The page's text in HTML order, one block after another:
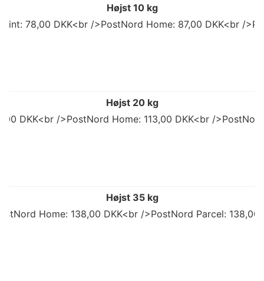
Højst 10 kg
78,00 DKK<br />PostNord Home: 87,00 DKK<br /
Højst 20 kg
DKK<br />PostNord Home: 113,00 DKK<br /
Højst 35 kg
Home: 138,00 DKK<br />PostNord Parcel: 138,00